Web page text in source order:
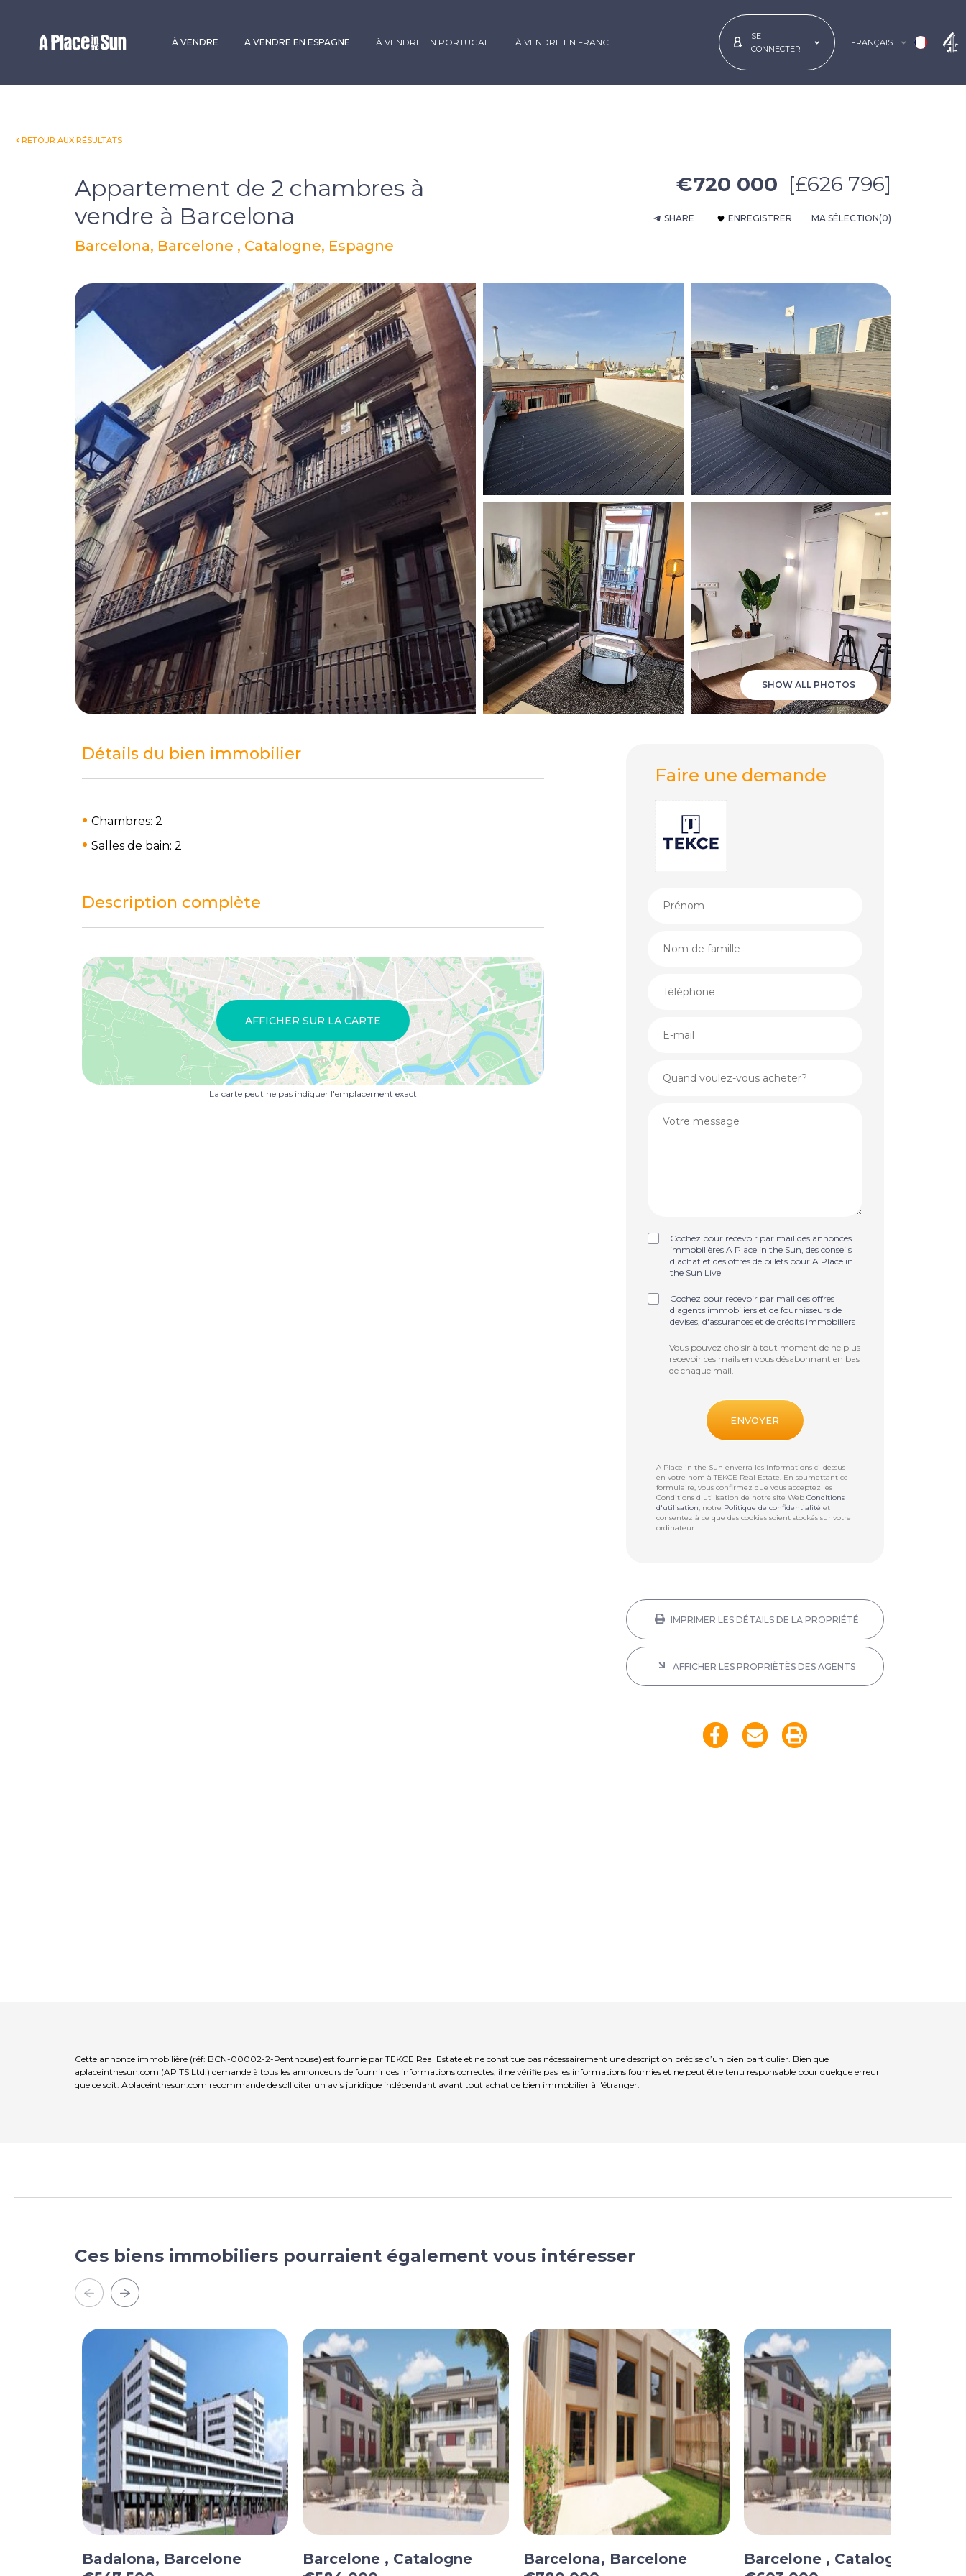
À VENDRE A VENDRE EN ESPAGNE À VENDRE EN PORTUGAL À VENDRE EN FRANCE
SE
CONNECTER
FRANÇAIS
RETOUR AUX RÉSULTATS
Appartement de 2 chambres à
vendre à Barcelona
Barcelona, Barcelone , Catalogne, Espagne
€720 000 [£626 796]
SHARE ENREGISTRER MA SÉLECTION(0)
SHOW ALL PHOTOS
Détails du bien immobilier
Chambres: 2
Salles de bain: 2
Description complète
AFFICHER SUR LA CARTE
La carte peut ne pas indiquer l'emplacement exact
Faire une demande
Cochez pour recevoir par mail des annonces
immobilières A Place in the Sun, des conseils
d'achat et des offres de billets pour A Place in
the Sun Live
Cochez pour recevoir par mail des offres
d'agents immobiliers et de fournisseurs de
devises, d'assurances et de crédits immobiliers
Vous pouvez choisir à tout moment de ne plus
recevoir ces mails en vous désabonnant en bas
de chaque mail.
A Place in the Sun enverra les informations ci-dessus
en votre nom àTEKCE Real Estate. En soumettant ce
formulaire, vous confirmez que vous acceptez les
Conditions d'utilisation de notre site WebConditions
d'utilisation, notre Politique de confidentialité et
consentez à ce que des cookies soient stockés sur votre
ordinateur.
IMPRIMER LES DÉTAILS DE LA PROPRIÉTÉ
AFFICHER LES PROPRIÈTÈS DES AGENTS
Cette annonce immobilière (réf: BCN-00002-2-Penthouse) est fournie par TEKCE Real Estate et ne constitue pas nécessairement une description précise d’un bien particulier. Bien que
aplaceinthesun.com (APITS Ltd.) demande à tous les annonceurs de fournir des informations correctes, il ne vérifie pas les informations fournies et ne peut être tenu responsable pour quelque erreur
que ce soit. Aplaceinthesun.com recommande de solliciter un avis juridique indépendant avant tout achat de bien immobilier à l'étranger.
Ces biens immobiliers pourraient également vous intéresser
Badalona, Barcelone
Barcelone , Catalogne
Barcelona, Barcelone
Barcelone , Catalogne